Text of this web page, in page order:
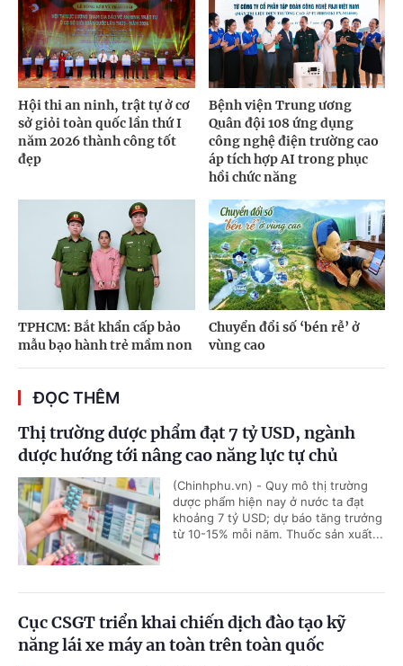
Hội thi an ninh, trật tự ở cơ
sở giỏi toàn quốc lần thứ I
năm 2026 thành công tốt
đẹp
Bệnh viện Trung ương
Quân đội 108 ứng dụng
công nghệ điện trường cao
áp tích hợp AI trong phục
hồi chức năng
TPHCM: Bắt khẩn cấp bảo
mẫu bạo hành trẻ mầm non
Chuyển đổi số ‘bén rễ’ ở
vùng cao
ĐỌC THÊM
Thị trường dược phẩm đạt 7 tỷ USD, ngành
dược hướng tới nâng cao năng lực tự chủ
(Chinhphu.vn) - Quy mô thị trường
dược phẩm hiện nay ở nước ta đạt
khoảng 7 tỷ USD; dự báo tăng trưởng
từ 10-15% mỗi năm. Thuốc sản xuất...
Cục CSGT triển khai chiến dịch đào tạo kỹ
năng lái xe máy an toàn trên toàn quốc